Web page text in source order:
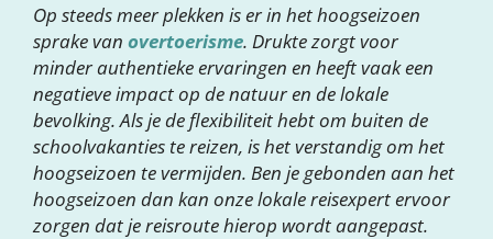
Op steeds meer plekken is er in het hoogseizoen
sprake van overtoerisme. Drukte zorgt voor
minder authentieke ervaringen en heeft vaak een
negatieve impact op de natuur en de lokale
bevolking. Als je de flexibiliteit hebt om buiten de
schoolvakanties te reizen, is het verstandig om het
hoogseizoen te vermijden. Ben je gebonden aan het
hoogseizoen dan kan onze lokale reisexpert ervoor
zorgen dat je reisroute hierop wordt aangepast.